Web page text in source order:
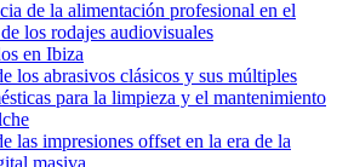
de la alimentación profesional en el
los rodajes audiovisuales
en Ibiza
los abrasivos clásicos y sus múltiples
para la limpieza y el mantenimiento
las impresiones offset en la era de la